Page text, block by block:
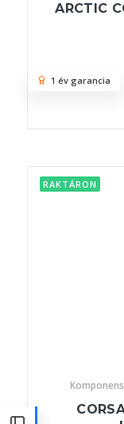
ARCTIC
1 év garancia
RAKTÁRON